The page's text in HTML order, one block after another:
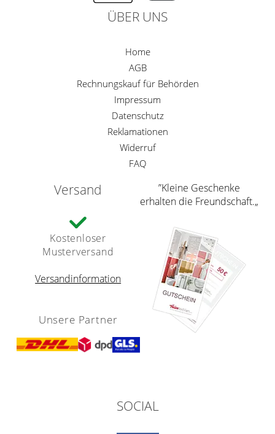
ÜBER UNS
Home
AGB
Rechnungskauf für Behörden
Impressum
Datenschutz
Reklamationen
Widerruf
FAQ
Versand
Kostenloser
Musterversand
Versandinformation
Unsere Partner
”Kleine Geschenke
erhalten die Freundschaft.„
SOCIAL